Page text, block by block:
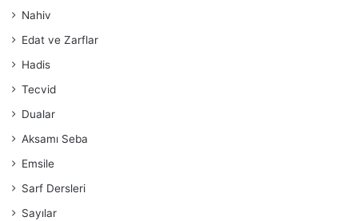
Nahiv
Edat ve Zarflar
Hadis
Tecvid
Dualar
Aksamı Seba
Emsile
Sarf Dersleri
Sayılar